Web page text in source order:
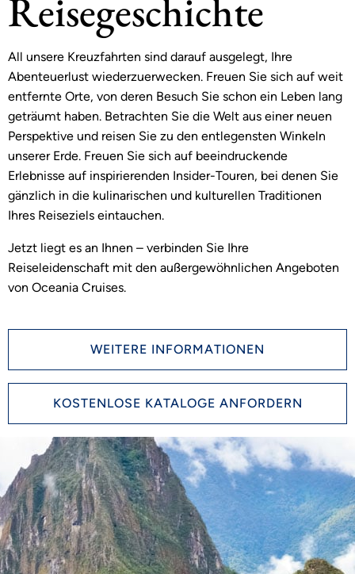
Reisegeschichte
All unsere Kreuzfahrten sind darauf ausgelegt, Ihre
Abenteuerlust wiederzuerwecken. Freuen Sie sich auf weit
entfernte Orte, von deren Besuch Sie schon ein Leben lang
geträumt haben. Betrachten Sie die Welt aus einer neuen
Perspektive und reisen Sie zu den entlegensten Winkeln
unserer Erde. Freuen Sie sich auf beeindruckende
Erlebnisse auf inspirierenden Insider-Touren, bei denen Sie
gänzlich in die kulinarischen und kulturellen Traditionen
Ihres Reiseziels eintauchen.
Jetzt liegt es an Ihnen – verbinden Sie Ihre
Reiseleidenschaft mit den außergewöhnlichen Angeboten
von Oceania Cruises.
WEITERE INFORMATIONEN
KOSTENLOSE KATALOGE ANFORDERN